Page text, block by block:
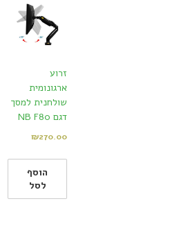
זרוע
ארגונומית
שולחנית למסך
דגם NB F80
₪270.00
הוסף
לסל